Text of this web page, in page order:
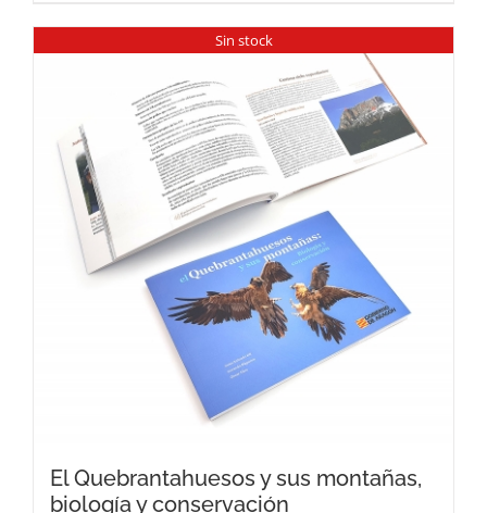
Sin stock
El Quebrantahuesos y sus montañas,
biología y conservación